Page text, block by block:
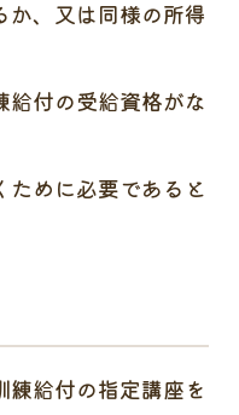
か、又は同様の所得
給付の受給資格がな
ために必要であると
給付の指定講座を